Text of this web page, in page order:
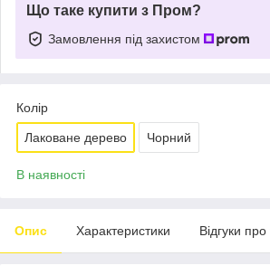
Що таке купити з Пром?
Замовлення під захистом
Колір
Лаковане дерево Чорний
В наявності
Опис Характеристики Відгуки